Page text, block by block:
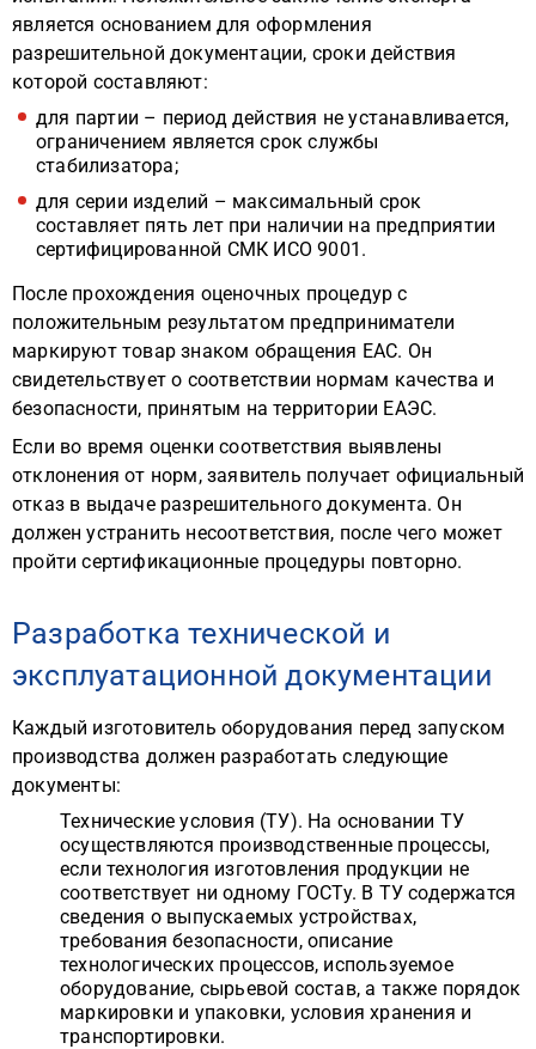
является основанием для оформления
разрешительной документации, сроки действия
которой составляют:
для партии – период действия не устанавливается,
ограничением является срок службы
стабилизатора;
для серии изделий – максимальный срок
составляет пять лет при наличии на предприятии
сертифицированной СМК ИСО 9001.
После прохождения оценочных процедур с
положительным результатом предприниматели
маркируют товар знаком обращения ЕАС. Он
свидетельствует о соответствии нормам качества и
безопасности, принятым на территории ЕАЭС.
Если во время оценки соответствия выявлены
отклонения от норм, заявитель получает официальный
отказ в выдаче разрешительного документа. Он
должен устранить несоответствия, после чего может
пройти сертификационные процедуры повторно.
Разработка технической и
эксплуатационной документации
Каждый изготовитель оборудования перед запуском
производства должен разработать следующие
документы:
Технические условия (ТУ). На основании ТУ
осуществляются производственные процессы,
если технология изготовления продукции не
соответствует ни одному ГОСТу. В ТУ содержатся
сведения о выпускаемых устройствах,
требования безопасности, описание
технологических процессов, используемое
оборудование, сырьевой состав, а также порядок
маркировки и упаковки, условия хранения и
транспортировки.